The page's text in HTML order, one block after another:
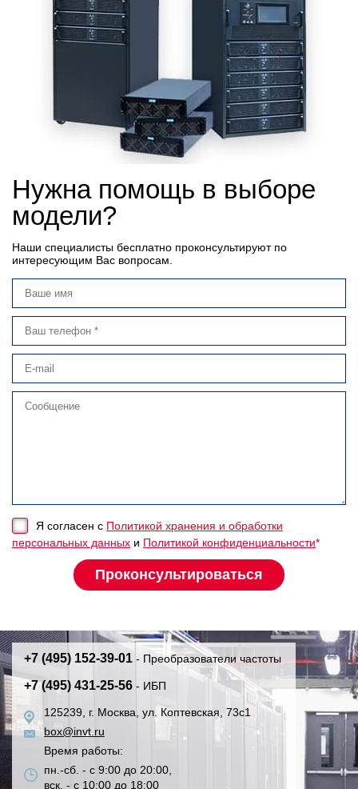
Нужна помощь в выборе
модели?
Наши специалисты бесплатно проконсультируют по
интересующим Вас вопросам.
Я согласен с Политикой хранения и обработки
персональных данных и Политикой конфиденциальности*
+7 (495) 152-39-01 - Преобразователи частоты
+7 (495) 431-25-56 - ИБП
125239, г. Москва, ул. Коптевская, 73с1
box@invt.ru
Время работы:
пн.-сб. - с 9:00 до 20:00,
вск. - с 10:00 до 18:00